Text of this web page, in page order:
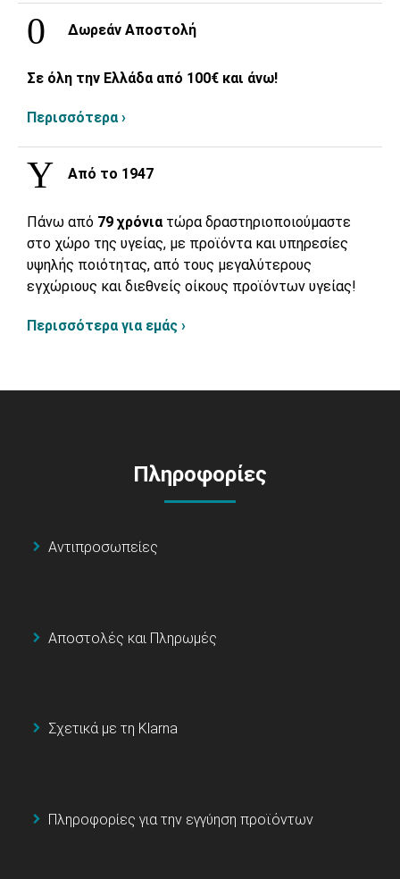
Δωρεάν Αποστολή
Σε όλη την Ελλάδα από 100€ και άνω!
Περισσότερα ›
Από το 1947
Πάνω από 79 χρόνια τώρα δραστηριοποιούμαστε
στο χώρο της υγείας, με προϊόντα και υπηρεσίες
υψηλής ποιότητας, από τους μεγαλύτερους
εγχώριους και διεθνείς οίκους προϊόντων υγείας!
Περισσότερα για εμάς ›
Πληροφορίες
Αντιπροσωπείες
Αποστολές και Πληρωμές
Σχετικά με τη Klarna
Πληροφορίες για την εγγύηση προϊόντων